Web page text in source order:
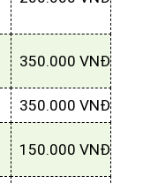
350.000 VNĐ
350.000 VNĐ
150.000 VNĐ